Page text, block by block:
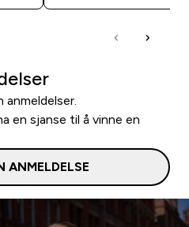
en sjanse til å vinne en
ANMELDELSE